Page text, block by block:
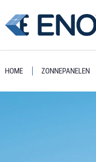
HOME ZONNEPANELEN